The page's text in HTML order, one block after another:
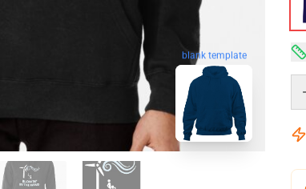
blank template